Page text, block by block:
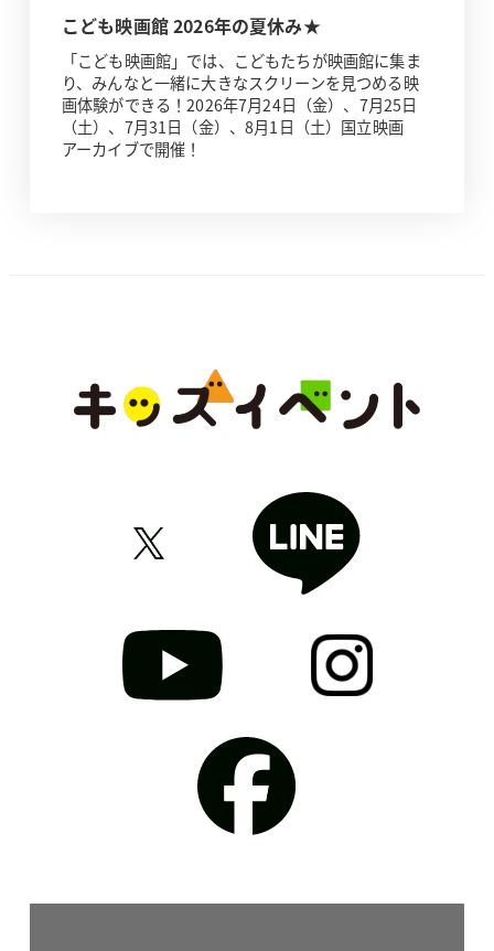
こども映画館 2026年の夏休み★
「こども映画館」では、こどもたちが映画館に集ま
り、みんなと一緒に大きなスクリーンを見つめる映
画体験ができる！2026年7月24日（金）、7月25日
（土）、7月31日（金）、8月1日（土）国立映画
アーカイブで開催！